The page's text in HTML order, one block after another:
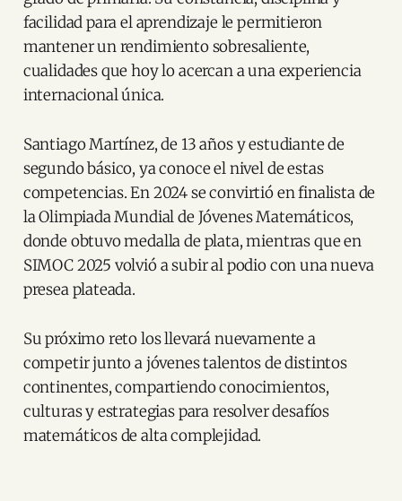
facilidad para el aprendizaje le permitieron
mantener un rendimiento sobresaliente,
cualidades que hoy lo acercan a una experiencia
internacional única.
Santiago Martínez, de 13 años y estudiante de
segundo básico, ya conoce el nivel de estas
competencias. En 2024 se convirtió en finalista de
la Olimpiada Mundial de Jóvenes Matemáticos,
donde obtuvo medalla de plata, mientras que en
SIMOC 2025 volvió a subir al podio con una nueva
presea plateada.
Su próximo reto los llevará nuevamente a
competir junto a jóvenes talentos de distintos
continentes, compartiendo conocimientos,
culturas y estrategias para resolver desafíos
matemáticos de alta complejidad.